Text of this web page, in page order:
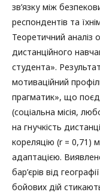
зв’язку між
респондентів та
Теоретичний аналіз
дистанційного
студента».
мотиваційний
прагматик», що
(соціальна місія,
на гнучкість
кореляцію (r = 0,71)
адаптацією.
бар’єрів від
бойових дій